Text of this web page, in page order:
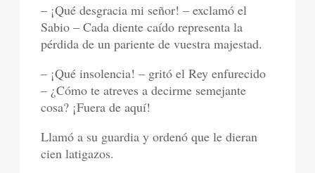
– ¡Qué desgracia mi señor! – exclamó el
Sabio – Cada diente caído representa la
pérdida de un pariente de vuestra majestad.
– ¡Qué insolencia! – gritó el Rey enfurecido
– ¿Cómo te atreves a decirme semejante
cosa? ¡Fuera de aquí!
Llamó a su guardia y ordenó que le dieran
cien latigazos.